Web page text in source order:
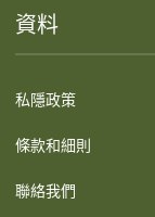
資料
私隱政策
條款和細則
聯絡我們